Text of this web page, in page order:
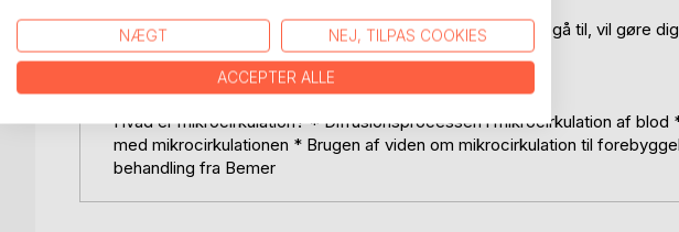
Denne bog, som er nem at læse, nem at forstå og nem at gå til, vil gøre
morgendagens fascinerende medicinske univers.
Emner:
Hvad er mikrocirkulation? * Diffusionsprocessen i mikrocirkulation af
med mikrocirkulationen * Brugen af viden om mikrocirkulation til
behandling fra Bemer
NÆGT NEJ, TILPAS COOKIES
ACCEPTER ALLE